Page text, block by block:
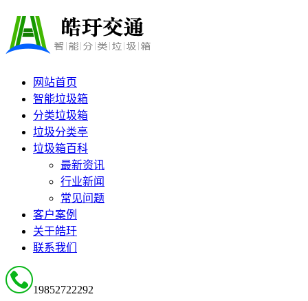
网站首页
智能垃圾箱
分类垃圾箱
垃圾分类亭
垃圾箱百科
最新资讯
行业新闻
常见问题
客户案例
关于皓玗
联系我们
19852722292